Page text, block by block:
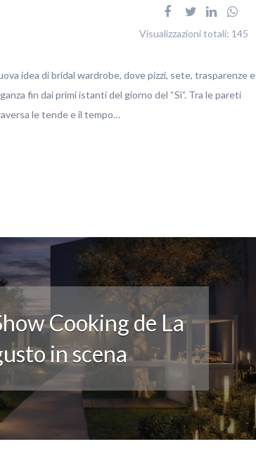
Visualizzazioni totali: 145
idea di bridal wardrobe, dove pizzi, sete, trasparenze e
fin dai primi istanti del giorno del “Sì”. Tra le pareti
le tende e il tempo…
Cooking de La
in scena